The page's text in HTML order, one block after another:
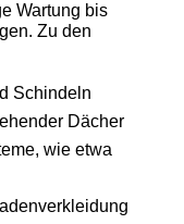
Wartung bis
Zu den
Schindeln
Dächer
wie etwa